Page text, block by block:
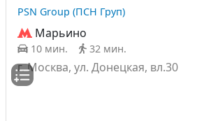
PSN Group (ПСН Груп)
Марьино
10 мин. 32 мин.
г. Москва, ул. Донецкая, вл.30